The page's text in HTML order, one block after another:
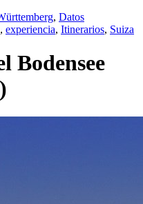
, Datos
, experiencia, Itinerarios, Suiza
Bodensee